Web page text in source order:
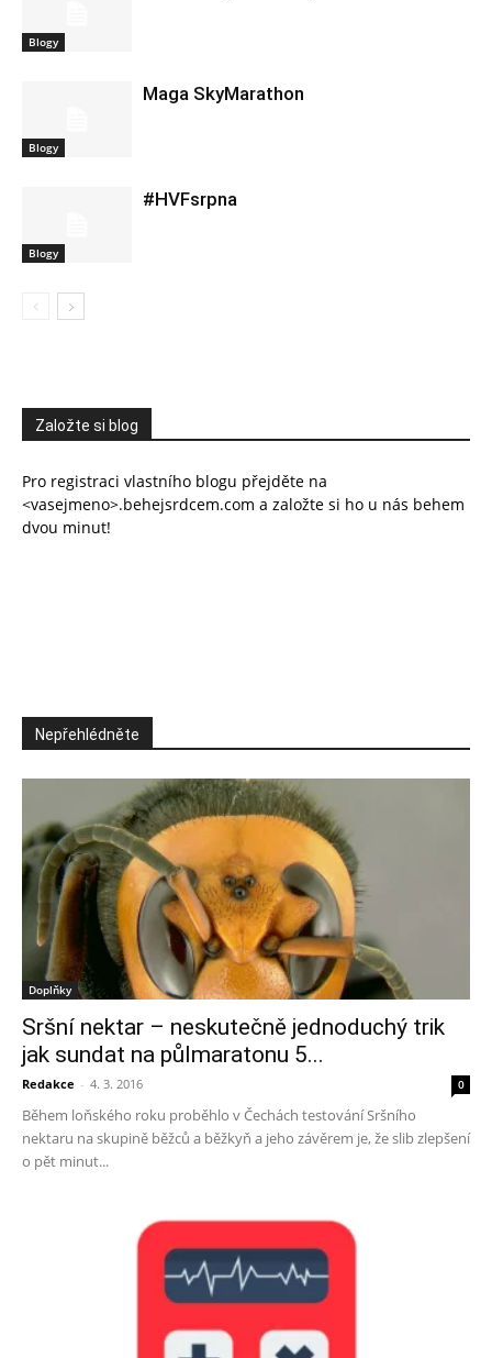
Blogy
Blogy
Maga SkyMarathon
Blogy
#HVFsrpna
Založte si blog
Pro registraci vlastního blogu přejděte na
<vasejmeno>.behejsrdcem.com a založte si ho u nás behem
dvou minut!
Nepřehlédněte
Doplňky
Sršní nektar – neskutečně jednoduchý trik
jak sundat na půlmaratonu 5...
Redakce - 4. 3. 2016 0
Během loňského roku proběhlo v Čechách testování Sršního
nektaru na skupině běžců a běžkyň a jeho závěrem je, že slib zlepšení
o pět minut...